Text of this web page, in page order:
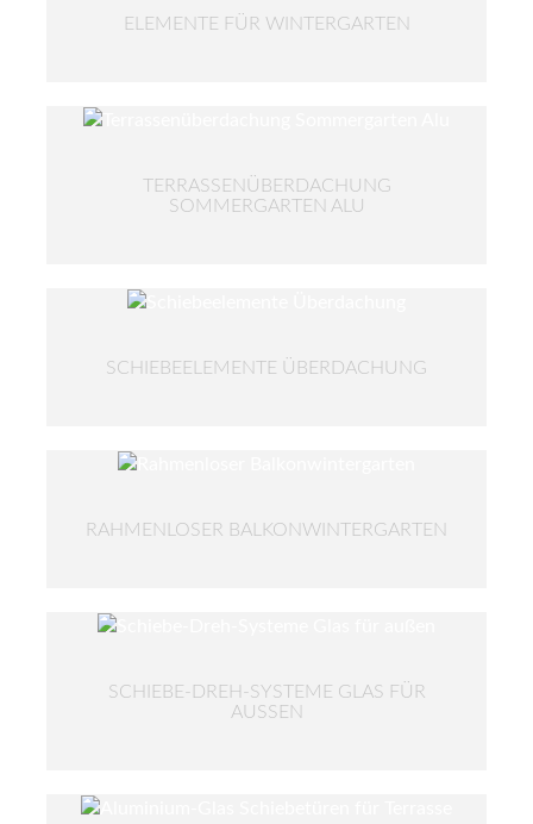
ELEMENTE FÜR WINTERGARTEN
TERRASSENÜBERDACHUNG
SOMMERGARTEN ALU
SCHIEBEELEMENTE ÜBERDACHUNG
RAHMENLOSER BALKONWINTERGARTEN
SCHIEBE-DREH-SYSTEME GLAS FÜR
AUSSEN